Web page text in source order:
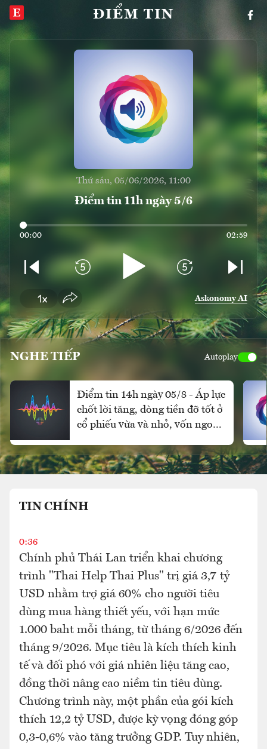
ĐIỂM TIN
Thứ sáu, 05/06/2026, 11:00
Điểm tin 11h ngày 5/6
00:00 02:59
Askonomy AI
NGHE TIẾP Autoplay
Điểm tin 14h ngày 05/8 - Áp lực
chốt lời tăng, dòng tiền đỡ tốt ở
cổ phiếu vừa và nhỏ, vốn ngoại
TIN CHÍNH
0:36
Chính phủ Thái Lan triển khai chương
trình "Thai Help Thai Plus" trị giá 3,7 tỷ
USD nhằm trợ giá 60% cho người tiêu
dùng mua hàng thiết yếu, với hạn mức
1.000 baht mỗi tháng, từ tháng 6/2026 đến
tháng 9/2026. Mục tiêu là kích thích kinh
tế và đối phó với giá nhiên liệu tăng cao,
đồng thời nâng cao niềm tin tiêu dùng.
Chương trình này, một phần của gói kích
thích 12,2 tỷ USD, được kỳ vọng đóng góp
0,3-0,6% vào tăng trưởng GDP. Tuy nhiên,